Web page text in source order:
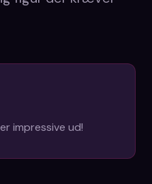
impressive ud!